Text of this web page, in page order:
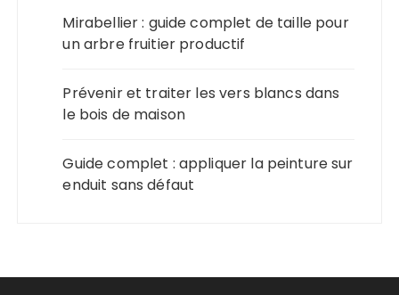
Mirabellier : guide complet de taille pour
un arbre fruitier productif
Prévenir et traiter les vers blancs dans
le bois de maison
Guide complet : appliquer la peinture sur
enduit sans défaut